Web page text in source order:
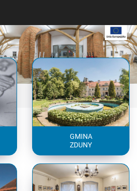
Next
GMINA
ZDUNY